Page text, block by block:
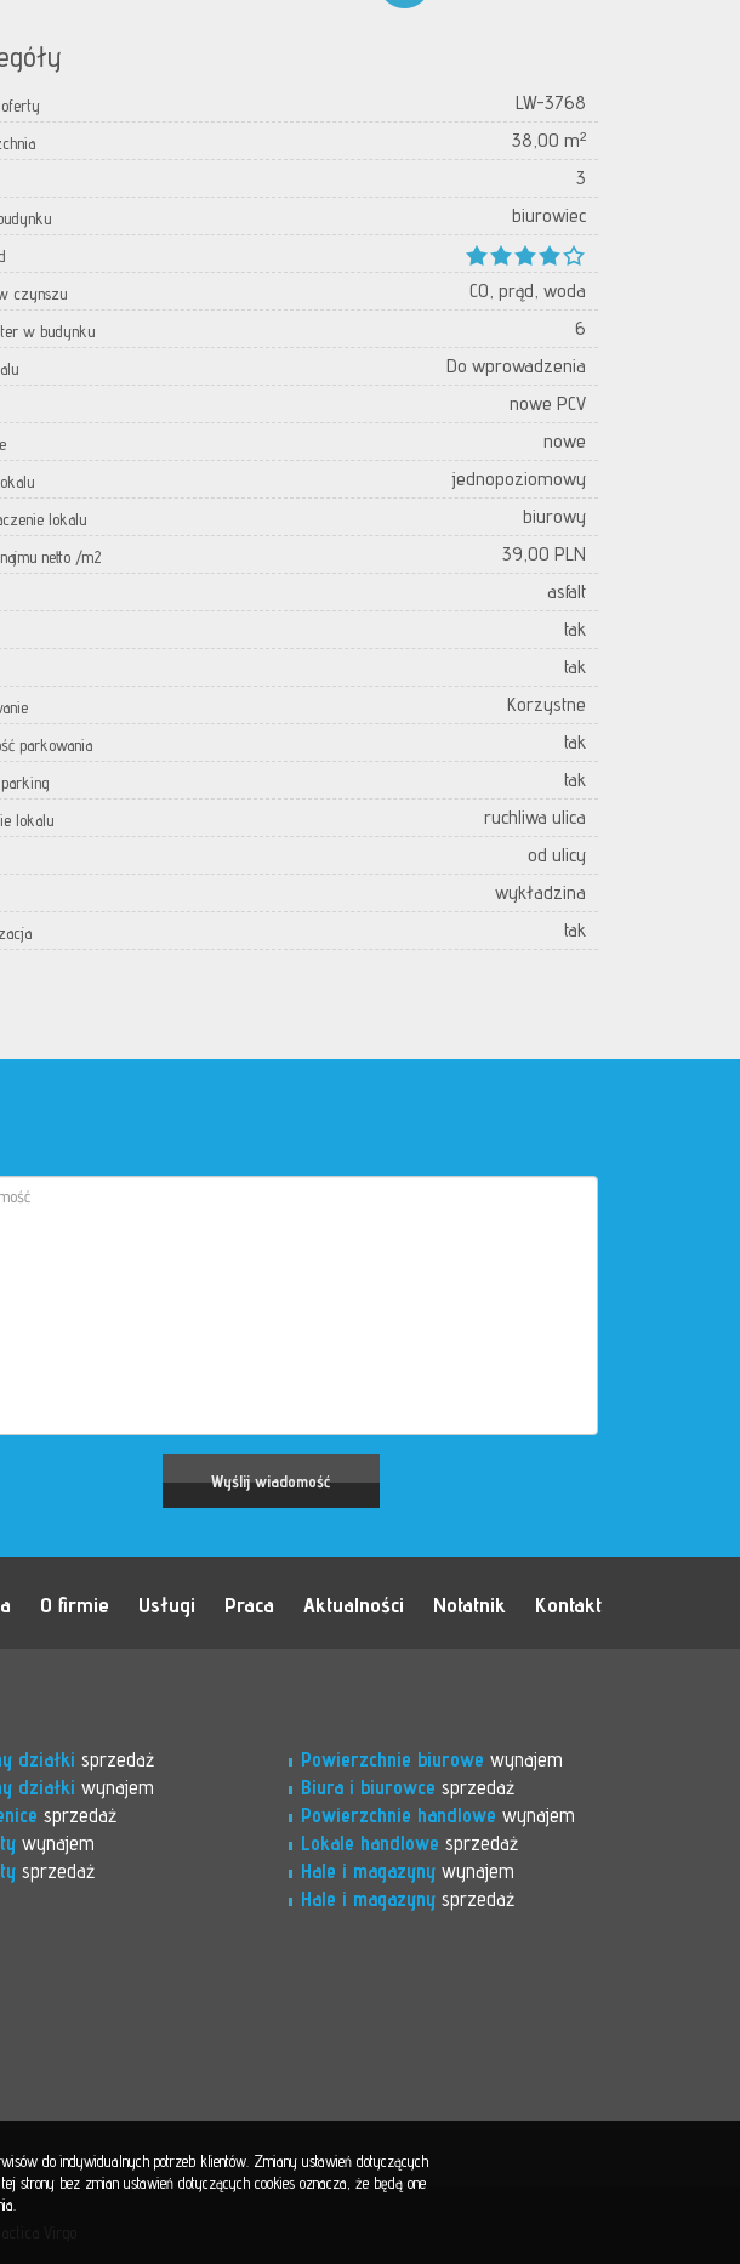
LW-3768
38,00 m²
3
biurowiec
czynszu
CO, prąd, woda
w budynku 6
Do wprowadzenia
nowe PCV
nowe
jednopoziomowy
lokalu biurowy
netto /m2 39,00 PLN
asfalt
tak
tak
Korzystne
parkowania tak
tak
lokalu ruchliwa ulica
od ulicy
wykładzina
tak
O firmie Usługi Praca Aktualności Notatnik Kontakt
działki sprzedaż
działki wynajem
sprzedaż
wynajem
sprzedaż
Powierzchnie biurowe wynajem
Biura i biurowce sprzedaż
Powierzchnie handlowe wynajem
Lokale handlowe sprzedaż
Hale i magazyny wynajem
Hale i magazyny sprzedaż
do indywidualnych potrzeb klientów. Zmiany ustawień dotyczących
strony bez zmian ustawień dotyczących cookies oznacza, że będą one